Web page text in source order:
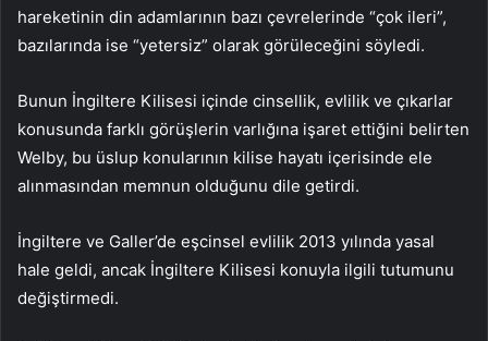
hareketinin din adamlarının bazı çevrelerinde “çok ileri”,
bazılarında ise “yetersiz” olarak görüleceğini söyledi.
Bunun İngiltere Kilisesi içinde cinsellik, evlilik ve çıkarlar
konusunda farklı görüşlerin varlığına işaret ettiğini belirten
Welby, bu üslup konularının kilise hayatı içerisinde ele
alınmasından memnun olduğunu dile getirdi.
İngiltere ve Galler’de eşcinsel evlilik 2013 yılında yasal
hale geldi, ancak İngiltere Kilisesi konuyla ilgili tutumunu
değiştirmedi.